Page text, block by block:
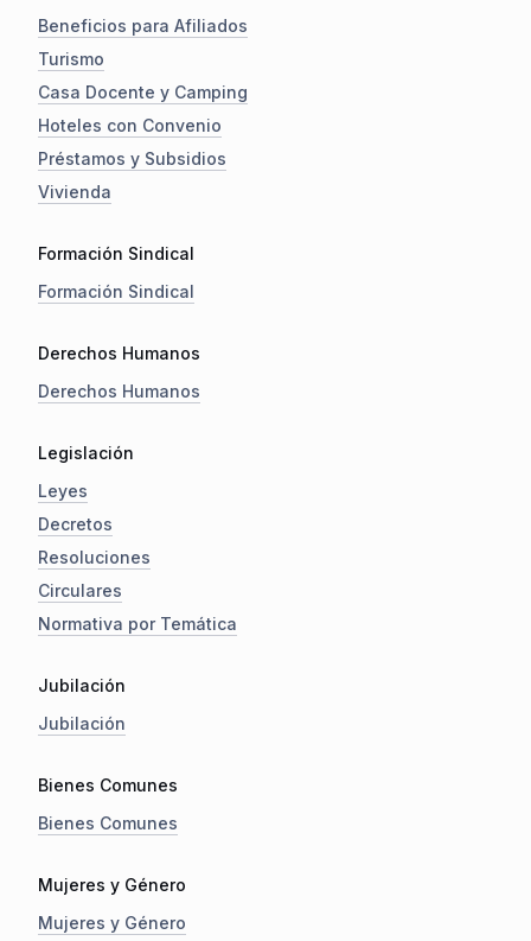
Beneficios para Afiliados
Turismo
Casa Docente y Camping
Hoteles con Convenio
Préstamos y Subsidios
Vivienda
Formación Sindical
Formación Sindical
Derechos Humanos
Derechos Humanos
Legislación
Leyes
Decretos
Resoluciones
Circulares
Normativa por Temática
Jubilación
Jubilación
Bienes Comunes
Bienes Comunes
Mujeres y Género
Mujeres y Género